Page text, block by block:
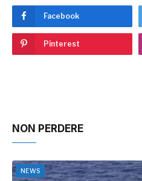
Facebook
Pinterest
NON PERDERE
NEWS